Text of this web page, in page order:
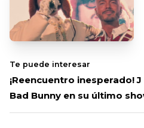
Te puede interesar
¡Reencuentro inesperado!
Bad Bunny en su último